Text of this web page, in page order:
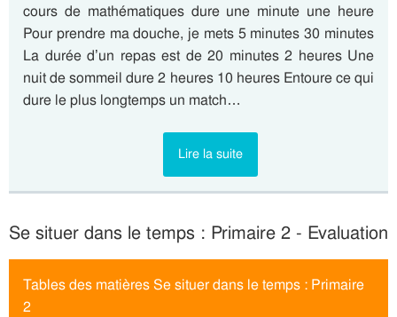
cours de mathématiques dure une minute une heure
Pour prendre ma douche, je mets 5 minutes 30 minutes
La durée d’un repas est de 20 minutes 2 heures Une
nuit de sommeil dure 2 heures 10 heures Entoure ce qui
dure le plus longtemps un match…
Lire la suite
Se situer dans le temps : Primaire 2 - Evaluation
Tables des matières Se situer dans le temps : Primaire
2